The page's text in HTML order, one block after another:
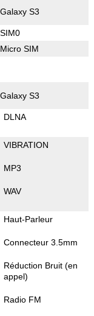
Galaxy S3
SIM0
Micro SIM
Galaxy S3
DLNA
VIBRATION
MP3
WAV
Haut-Parleur
Connecteur 3.5mm
Réduction Bruit (en
appel)
Radio FM